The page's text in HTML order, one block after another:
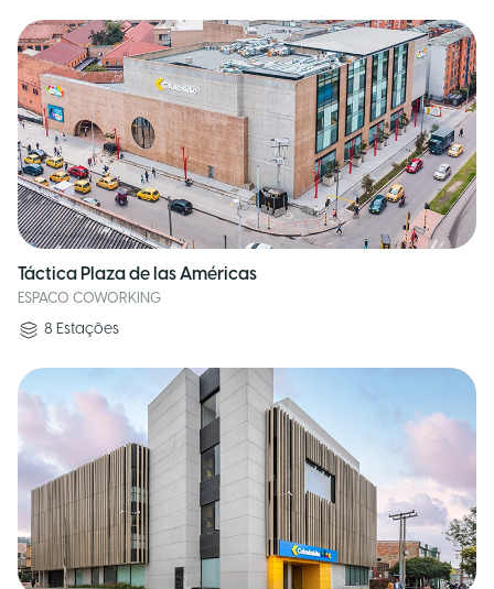
Táctica Plaza de las Américas
ESPACO COWORKING
8 Estações